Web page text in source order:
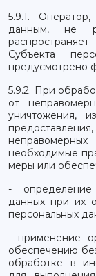
5.9.1.
данным, не
Субъекта
предусмотрено
5.9.2. При
от
уничтожения,
необходимые
меры или
- определение
данных при их
персональных
- применение
обеспечению
обработке в